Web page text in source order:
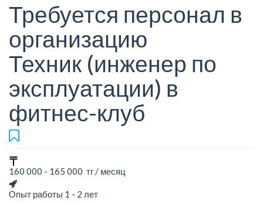
Требуется персонал в
организацию
Техник (инженер по
эксплуатации) в
фитнес-клуб
160 000 - 165 000 тг / месяц
Опыт работы 1 - 2 лет